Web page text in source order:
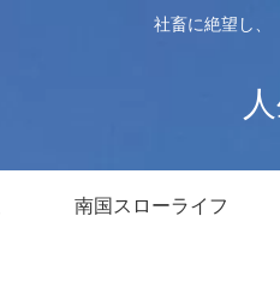
社畜に絶望し、
南国スローライフ